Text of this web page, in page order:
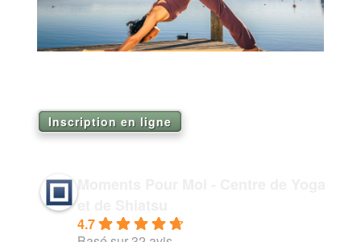
Inscription en ligne
Moments Pour Moi - Centre de Yoga
et de Shiatsu
4.7